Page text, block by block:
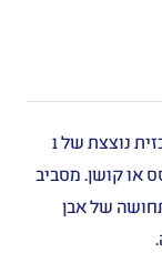
טבעת מדהימה ומהפנטת ביופייה עם אבן מרכזית נוצצת של 1
או קושן. מסביב
של אבן